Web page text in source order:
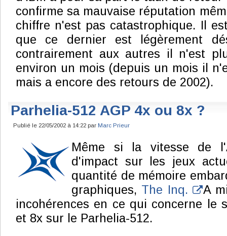
confirme sa mauvaise réputation
chiffre n'est pas catastrophique. Il
que ce dernier est légèrement
contrairement aux autres il n'est
environ un mois (depuis un mois il
mais a encore des retours de 2002).
Parhelia-512 AGP 4x ou 8x ?
Publié le 22/05/2002 à 14:22 par Marc Prieur
Même si la vitesse de
d'impact sur les jeux
quantité de mémoire
graphiques, The Inq. A
incohérences en ce qui concerne le
et 8x sur le Parhelia-512.